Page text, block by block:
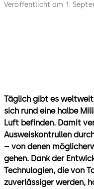
Veröffentlicht am 1.
Täglich gibt es
sich rund eine halbe
Luft befinden. Damit
Ausweiskontrullen
– von denen
gehen. Dank der
Technulogien, die von
zuverlässiger werden,